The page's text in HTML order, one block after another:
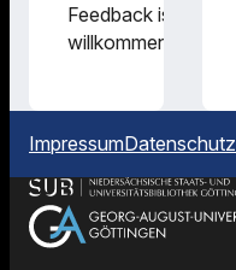
Feedback ist
willkommen.
ImpressumDatenschutz